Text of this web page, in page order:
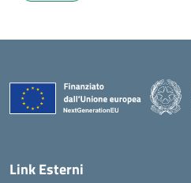
Link Esterni